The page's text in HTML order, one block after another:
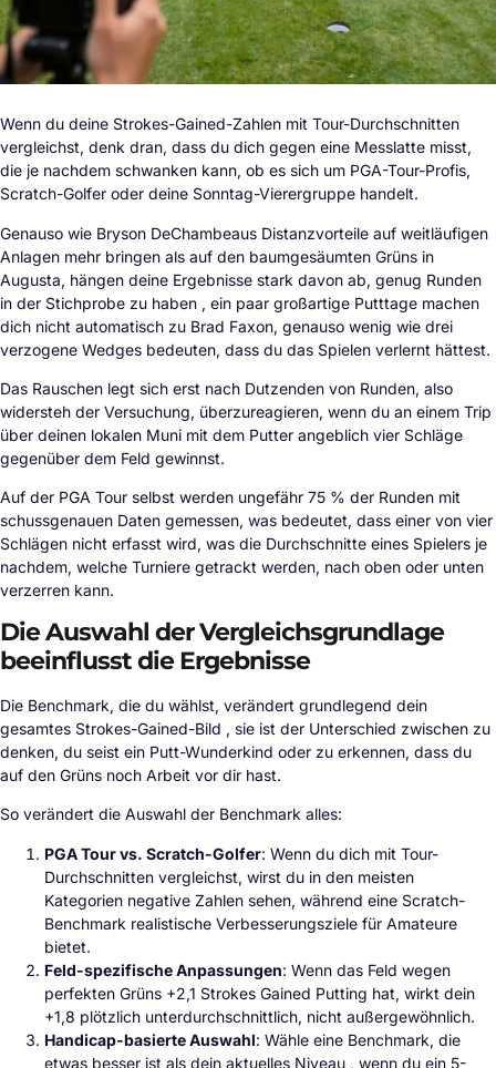
Wenn du deine Strokes-Gained-Zahlen mit Tour-Durchschnitten
vergleichst, denk dran, dass du dich gegen eine Messlatte misst,
die je nachdem schwanken kann, ob es sich um PGA-Tour-Profis,
Scratch-Golfer oder deine Sonntag-Vierergruppe handelt.
Genauso wie Bryson DeChambeaus Distanzvorteile auf weitläufigen
Anlagen mehr bringen als auf den baumgesäumten Grüns in
Augusta, hängen deine Ergebnisse stark davon ab, genug Runden
in der Stichprobe zu haben , ein paar großartige Putttage machen
dich nicht automatisch zu Brad Faxon, genauso wenig wie drei
verzogene Wedges bedeuten, dass du das Spielen verlernt hättest.
Das Rauschen legt sich erst nach Dutzenden von Runden, also
widersteh der Versuchung, überzureagieren, wenn du an einem Trip
über deinen lokalen Muni mit dem Putter angeblich vier Schläge
gegenüber dem Feld gewinnst.
Auf der PGA Tour selbst werden ungefähr 75 % der Runden mit
schussgenauen Daten gemessen, was bedeutet, dass einer von vier
Schlägen nicht erfasst wird, was die Durchschnitte eines Spielers je
nachdem, welche Turniere getrackt werden, nach oben oder unten
verzerren kann.
Die Auswahl der Vergleichsgrundlage
beeinflusst die Ergebnisse
Die Benchmark, die du wählst, verändert grundlegend dein
gesamtes Strokes-Gained-Bild , sie ist der Unterschied zwischen zu
denken, du seist ein Putt-Wunderkind oder zu erkennen, dass du
auf den Grüns noch Arbeit vor dir hast.
So verändert die Auswahl der Benchmark alles:
PGA Tour vs. Scratch-Golfer: Wenn du dich mit Tour-
Durchschnitten vergleichst, wirst du in den meisten
Kategorien negative Zahlen sehen, während eine Scratch-
Benchmark realistische Verbesserungsziele für Amateure
bietet.
Feld-spezifische Anpassungen: Wenn das Feld wegen
perfekten Grüns +2,1 Strokes Gained Putting hat, wirkt dein
+1,8 plötzlich unterdurchschnittlich, nicht außergewöhnlich.
Handicap-basierte Auswahl: Wähle eine Benchmark, die
etwas besser ist als dein aktuelles Niveau , wenn du ein 5-